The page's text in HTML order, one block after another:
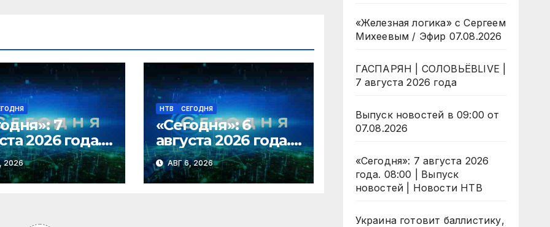
7
2026 года.
| Выпуск
| Новости
2026
НТВ СЕГОДНЯ
«Сегодня»: 6
августа 2026 года.
19:00 | Выпуск
новостей | Новости
НТВ
АВГ 6, 2026
«Железная логика» с Сергеем
Михеевым / Эфир 07.08.2026
ГАСПАРЯН | СОЛОВЬЁВLIVE |
7 августа 2026 года
Выпуск новостей в 09:00 от
07.08.2026
«Сегодня»: 7 августа 2026
года. 08:00 | Выпуск
новостей | Новости НТВ
Украина готовит баллистику,